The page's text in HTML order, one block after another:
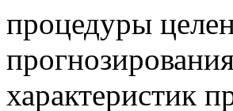
процедуры
характеристик